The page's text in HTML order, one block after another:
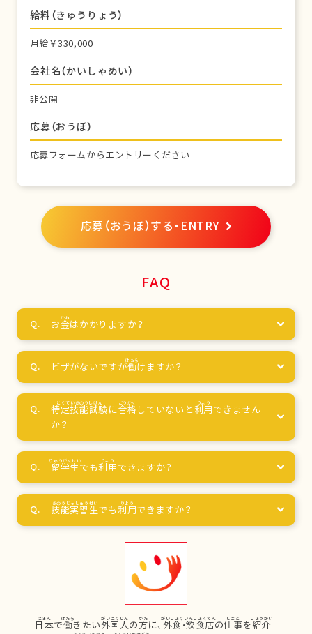
給料（きゅうりょう）
月給￥330,000
会社名（かいしゃめい）
非公開
応募（おうぼ）
応募フォームからエントリーください
応募（おうぼ）する・ENTRY
FAQ
お金はかかりますか？
ビザがないですが働けますか？
特定技能試験に合格 していないと利用 できません
か？
留学生でも利用 できますか？
技能実習生でも利用できますか？
日本で働きたい外国人の方に、 外食 ・飲食店の仕事を紹介